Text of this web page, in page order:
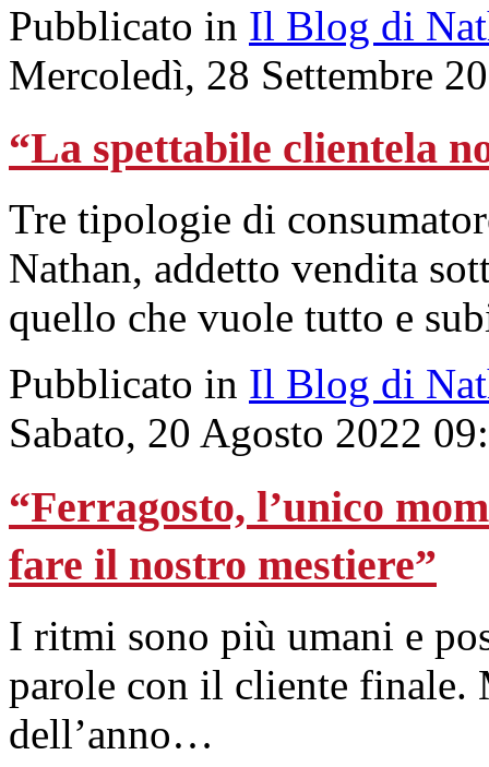
Pubblicato in Il Blog di
Mercoledì, 28 Settembre
“La spettabile clientela
Tre tipologie di
Nathan, addetto vendita
quello che vuole tutto e
Pubblicato in Il Blog di
Sabato, 20 Agosto 2022
“Ferragosto, l’unico
fare il nostro mestiere”
I ritmi sono più umani e
parole con il cliente finale.
dell’anno…